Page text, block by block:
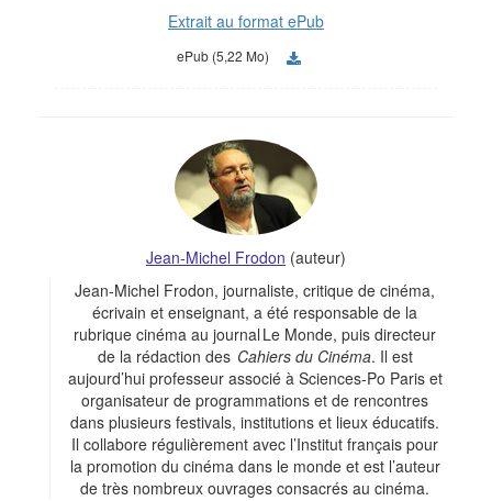
Extrait au format ePub
ePub (5,22 Mo)
Jean-Michel Frodon (auteur)
Jean-Michel Frodon, journaliste, critique de cinéma,
écrivain et enseignant, a été responsable de la
rubrique cinéma au journal Le Monde, puis directeur
de la rédaction des Cahiers du Cinéma. Il est
aujourd’hui professeur associé à Sciences-Po Paris et
organisateur de programmations et de rencontres
dans plusieurs festivals, institutions et lieux éducatifs.
Il collabore régulièrement avec l’Institut français pour
la promotion du cinéma dans le monde et est l’auteur
de très nombreux ouvrages consacrés au cinéma.